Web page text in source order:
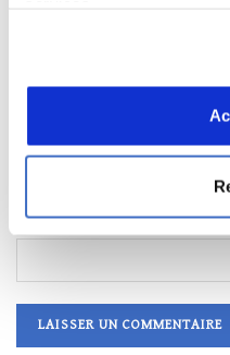
Saisissez votre réponse en